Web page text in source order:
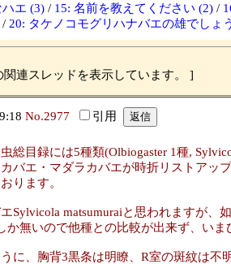
エ (3) / 15: 名前を教えてください (2) /
/ 20: タケノコモグリハナバエの雄でしょ
連スレッドを表示しています。 ]
No.2977 引用
総目録には5種類(Olbiogaster 1種,
バエ・マダラカバエが時折リストアッ
ります。
matsumuraiと思われますが、
無いので他種との比較が出来ず、いま
に、胸背3黒条は明瞭、R室の斑紋は不